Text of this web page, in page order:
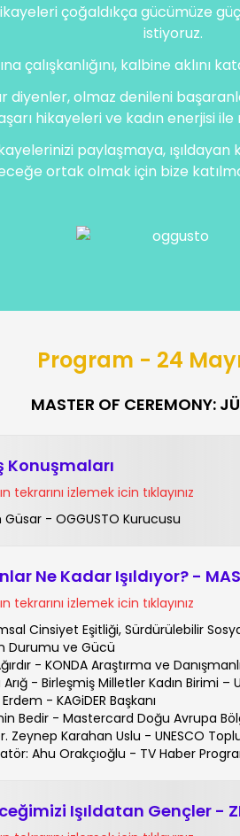
çoğaldıkça gücümüze
istiyoruz.
çalışkanlığını, kalbine
olmaz denileni
hikayeleri ve kadın enerjisi ile
paylaşmaya,
ortak olmak için bize
Program - 24
MASTER OF CEREMONY:
Konuşmaları
tekrarını izlemek icin tıklayınız
- OGGUSTO Kurucusu
Ne Kadar Işıldıyor? -
tekrarını izlemek icin tıklayınız
Cinsiyet Eşitliği, Sürdürülebilir
Durumu ve Gücü
- KONDA Araştırma ve
- Birleşmiş Milletler Kadın Birimi –
- KAGiDER Başkanı
Bedir - Mastercard Doğu Avrupa
Zeynep Karahan Uslu - UNESCO
Ahu Orakçıoğlu - TV Haber
Işıldatan Gençler -